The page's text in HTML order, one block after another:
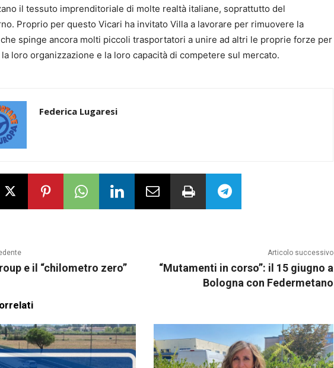
il tessuto imprenditoriale di molte realtà italiane, soprattutto del
Proprio per questo Vicari ha invitato Villa a lavorare per rimuovere la
spinge ancora molti piccoli trasportatori a unire ad altri le proprie forze per
loro organizzazione e la loro capacità di competere sul mercato.
Federica Lugaresi
e il “chilometro zero”
Articolo successivo
“Mutamenti in corso”: il 15 giugno a
Bologna con Federmetano